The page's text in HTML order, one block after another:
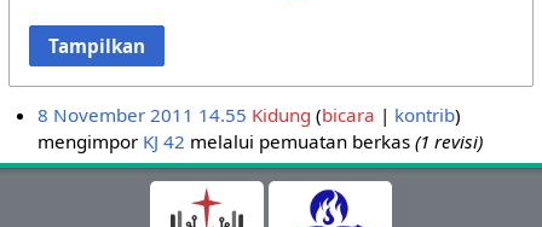
Tampilkan
8 November 2011 14.55 Kidung bicara
kontrib
mengimpor KJ 42 melalui pemuatan berkas(1 revisi)